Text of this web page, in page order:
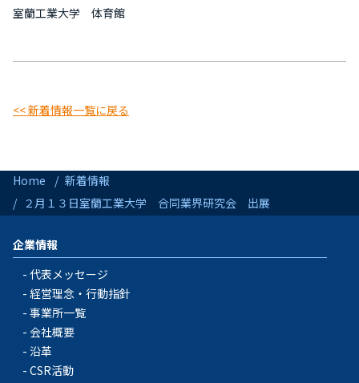
室蘭工業大学 体育館
<< 新着情報一覧に戻る
Home
新着情報
２月１３日室蘭工業大学 合同業界研究会 出展
企業情報
代表メッセージ
経営理念・行動指針
事業所一覧
会社概要
沿革
CSR活動